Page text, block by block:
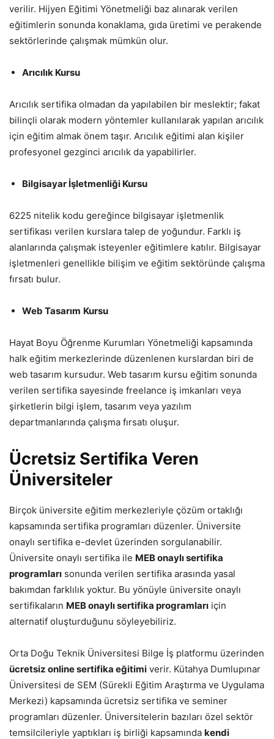
verilir. Hijyen Eğitimi Yönetmeliği baz alınarak verilen
eğitimlerin sonunda konaklama, gıda üretimi ve perakende
sektörlerinde çalışmak mümkün olur.
Arıcılık Kursu
Arıcılık sertifika olmadan da yapılabilen bir meslektir; fakat
bilinçli olarak modern yöntemler kullanılarak yapılan arıcılık
için eğitim almak önem taşır. Arıcılık eğitimi alan kişiler
profesyonel gezginci arıcılık da yapabilirler.
Bilgisayar İşletmenliği Kursu
6225 nitelik kodu gereğince bilgisayar işletmenlik
sertifikası verilen kurslara talep de yoğundur. Farklı iş
alanlarında çalışmak isteyenler eğitimlere katılır. Bilgisayar
işletmenleri genellikle bilişim ve eğitim sektöründe çalışma
fırsatı bulur.
Web Tasarım Kursu
Hayat Boyu Öğrenme Kurumları Yönetmeliği kapsamında
halk eğitim merkezlerinde düzenlenen kurslardan biri de
web tasarım kursudur. Web tasarım kursu eğitim sonunda
verilen sertifika sayesinde freelance iş imkanları veya
şirketlerin bilgi işlem, tasarım veya yazılım
departmanlarında çalışma fırsatı oluşur.
Ücretsiz Sertifika Veren
Üniversiteler
Birçok üniversite eğitim merkezleriyle çözüm ortaklığı
kapsamında sertifika programları düzenler. Üniversite
onaylı sertifika e-devlet üzerinden sorgulanabilir.
Üniversite onaylı sertifika ile MEB onaylı sertifika
programları sonunda verilen sertifika arasında yasal
bakımdan farklılık yoktur. Bu yönüyle üniversite onaylı
sertifikaların MEB onaylı sertifika programları için
alternatif oluşturduğunu söyleyebiliriz.
Orta Doğu Teknik Üniversitesi Bilge İş platformu üzerinden
ücretsiz online sertifika eğitimi verir. Kütahya Dumlupınar
Üniversitesi de SEM (Sürekli Eğitim Araştırma ve Uygulama
Merkezi) kapsamında ücretsiz sertifika ve seminer
programları düzenler. Üniversitelerin bazıları özel sektör
temsilcileriyle yaptıkları iş birliği kapsamında kendi